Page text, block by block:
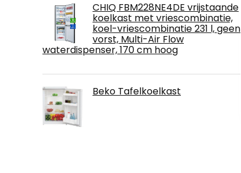
CHIQ FBM228NE4DE vrijstaande
koelkast met vriescombinatie,
koel-vriescombinatie 231 l, geen
vorst, Multi-Air Flow
waterdispenser, 170 cm hoog
Beko Tafelkoelkast